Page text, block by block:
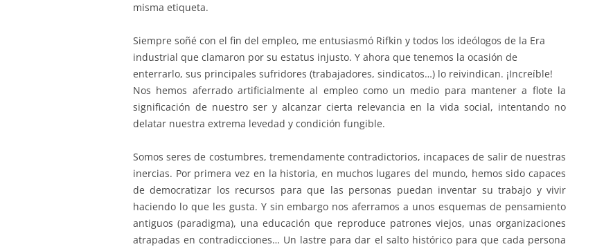
misma etiqueta.
Siempre soñé con el fin del empleo, me entusiasmó Rifkin y todos los ideólogos de la Era
industrial que clamaron por su estatus injusto. Y ahora que tenemos la ocasión de
enterrarlo, sus principales sufridores (trabajadores, sindicatos…) lo reivindican. ¡Increíble!
Nos hemos aferrado artificialmente al empleo como un medio para mantener a flote la
significación de nuestro ser y alcanzar cierta relevancia en la vida social, intentando no
delatar nuestra extrema levedad y condición fungible.
Somos seres de costumbres, tremendamente contradictorios, incapaces de salir de nuestras
inercias. Por primera vez en la historia, en muchos lugares del mundo, hemos sido capaces
de democratizar los recursos para que las personas puedan inventar su trabajo y vivir
haciendo lo que les gusta. Y sin embargo nos aferramos a unos esquemas de pensamiento
antiguos (paradigma), una educación que reproduce patrones viejos, unas organizaciones
atrapadas en contradicciones… Un lastre para dar el salto histórico para que cada persona